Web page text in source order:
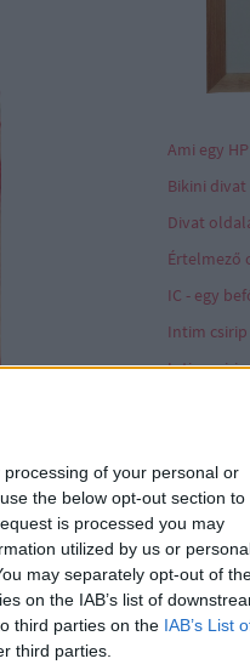
of your personal or
the below opt-out section to
is processed you may
utilized by us or
may separately opt-out of
on the IAB’s list of
third parties on the IAB’s List
third parties.
Szólj hozzá!
Divat
Értelmező
IC - egy
Intim csirip
Intim csirip
Kép
Képeslap
Könyv -